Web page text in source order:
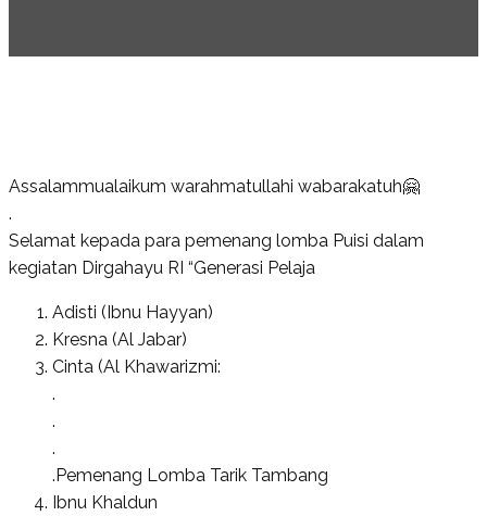
Assalammualaikum warahmatullahi wabarakatuh🤗
.
Selamat kepada para pemenang lomba Puisi dalam
kegiatan Dirgahayu RI “Generasi Pelaja
Adisti (Ibnu Hayyan)
Kresna (Al Jabar)
Cinta (Al Khawarizmi:
.
.
.
.Pemenang Lomba Tarik Tambang
Ibnu Khaldun